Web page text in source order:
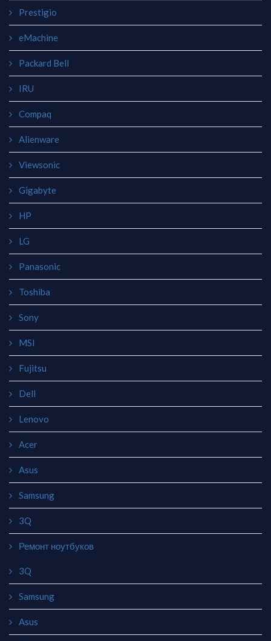
Prestigio
eMachine
Packard Bell
IRU
Compaq
Alienware
Viewsonic
Gigabyte
HP
LG
Panasonic
Toshiba
Sony
MSI
Fujitsu
Dell
Lenovo
Acer
Asus
Samsung
3Q
Ремонт ноутбуков
3Q
Samsung
Asus